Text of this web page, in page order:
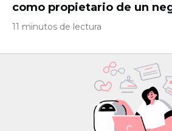
como propietario de un
11 minutos de lectura